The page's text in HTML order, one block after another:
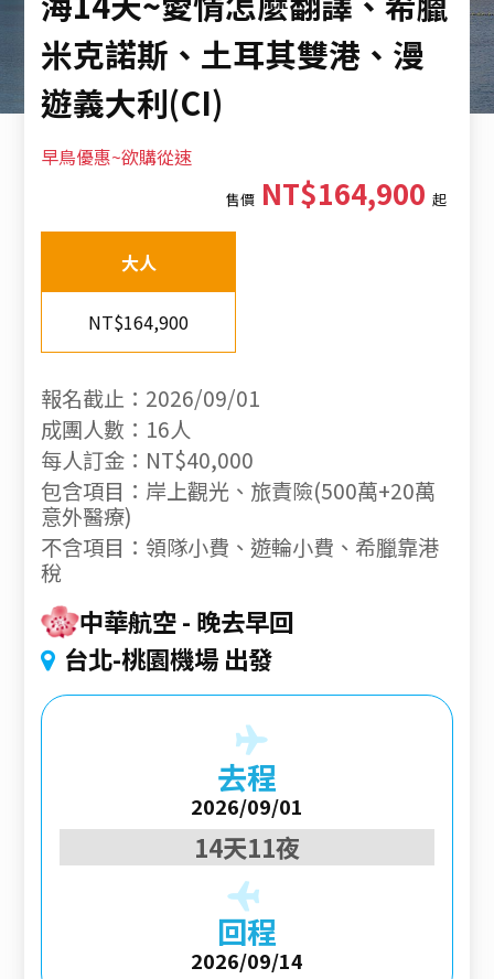
米克諾斯、土耳其雙港、漫
遊義大利(CI)
早鳥優惠~欲購從速
售價NT$164,900 起
大人
NT$164,900
報名截止：2026/09/01
成團人數：16人
每人訂金：NT$40,000
包含項目：岸上觀光、旅責險(500萬+20萬
意外醫療)
不含項目：領隊小費、遊輪小費、希臘靠港
稅
中華航空 晚去早回
台北-桃園機場 出發
去程
2026/09/01
14天11夜
回程
2026/09/14